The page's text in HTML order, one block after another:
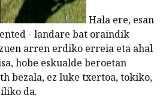
Hala ere, esan
- landare bat oraindik
arren erdiko erreia eta ahal
hobe eskualde beroetan
bezala, ez luke txertoa, tokiko,
da.